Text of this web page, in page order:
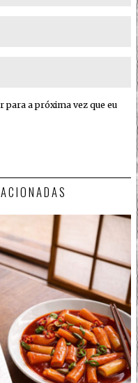
para a próxima vez que eu